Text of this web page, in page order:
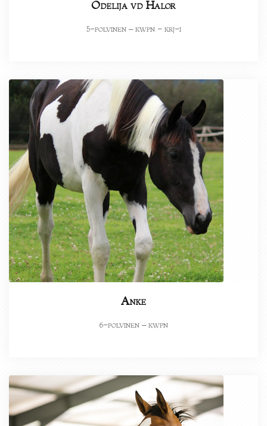
Odelija vd Halor
5-polvinen – kwpn - krj-i
Anke
6-polvinen – kwpn